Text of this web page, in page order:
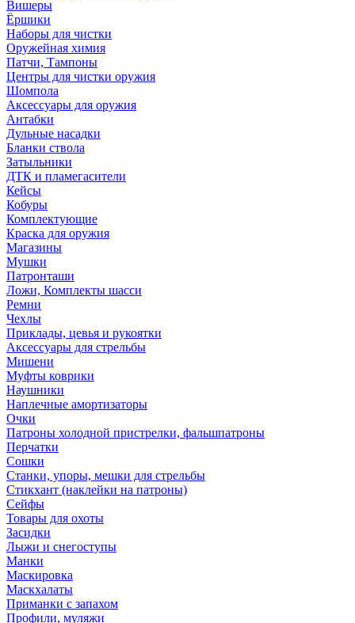
Вишеры
Ёршики
Наборы для чистки
Оружейная химия
Патчи, Тампоны
Центры для чистки оружия
Шомпола
Аксессуары для оружия
Антабки
Дульные насадки
Бланки ствола
Затыльники
ДТК и пламегасители
Кейсы
Кобуры
Комплектующие
Краска для оружия
Магазины
Мушки
Патронташи
Ложи, Комплекты шасси
Ремни
Чехлы
Приклады, цевья и рукоятки
Аксессуары для стрельбы
Мишени
Муфты коврики
Наушники
Наплечные амортизаторы
Очки
Патроны холодной пристрелки, фальшпатроны
Перчатки
Сошки
Станки, упоры, мешки для стрельбы
Стикхант (наклейки на патроны)
Сейфы
Товары для охоты
Засидки
Лыжи и снегоступы
Манки
Маскировка
Маскхалаты
Приманки с запахом
Профили, муляжи